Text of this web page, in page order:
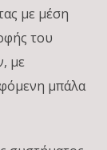
με μέση
του
με
μπάλα